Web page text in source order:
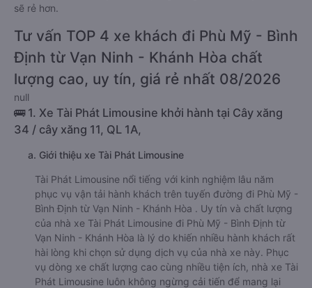
sẽ rẻ hơn.
Tư vấn TOP 4 xe khách đi Phù Mỹ - Bình
Định từ Vạn Ninh - Khánh Hòa chất
lượng cao, uy tín, giá rẻ nhất 08/2026
null
🚌 1. Xe Tài Phát Limousine khởi hành tại Cây xăng
34 / cây xăng 11, QL 1A,
a. Giới thiệu xe Tài Phát Limousine
Tài Phát Limousine nổi tiếng với kinh nghiệm lâu năm
phục vụ vận tải hành khách trên tuyến đường đi Phù Mỹ -
Bình Định từ Vạn Ninh - Khánh Hòa . Uy tín và chất lượng
của nhà xe Tài Phát Limousine đi Phù Mỹ - Bình Định từ
Vạn Ninh - Khánh Hòa là lý do khiến nhiều hành khách rất
hài lòng khi chọn sử dụng dịch vụ của nhà xe này. Phục
vụ dòng xe chất lượng cao cùng nhiều tiện ích, nhà xe Tài
Phát Limousine luôn không ngừng cải tiến để mang lại